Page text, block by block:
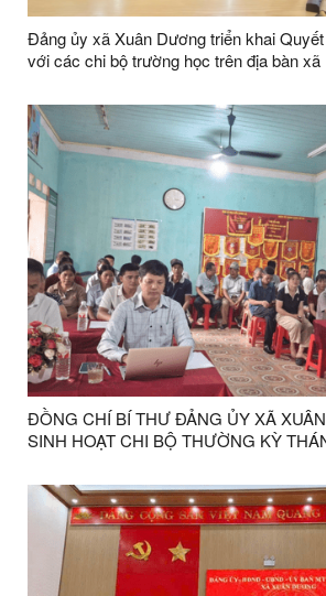
Đảng ủy xã Xuân Dương triển khai
với các chi bộ trường học trên địa bàn xã
ĐỒNG CHÍ BÍ THƯ ĐẢNG ỦY XÃ
SINH HOẠT CHI BỘ THƯỜNG KỲ